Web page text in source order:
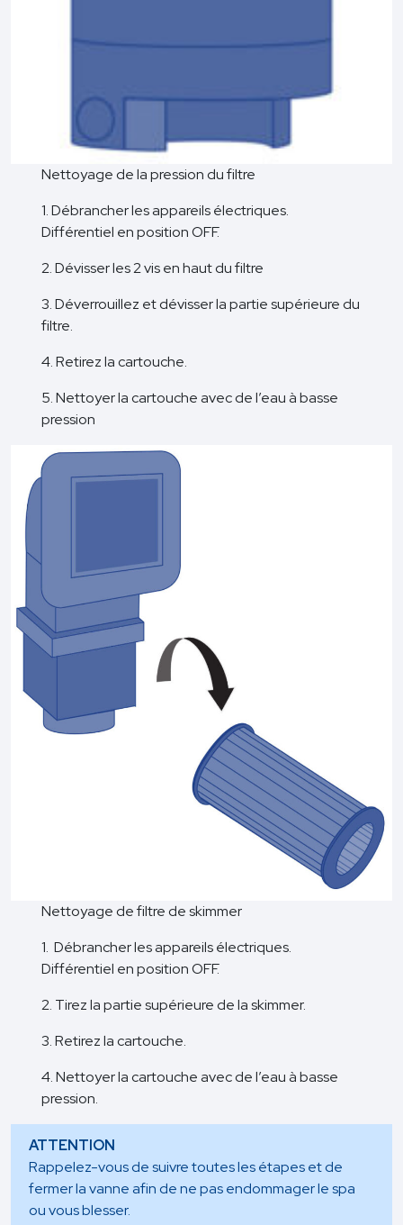
Nettoyage de la pression du filtre
1. Débrancher les appareils électriques.
Différentiel en position OFF.
2. Dévisser les 2 vis en haut du filtre
3. Déverrouillez et dévisser la partie supérieure du
filtre.
4. Retirez la cartouche.
5. Nettoyer la cartouche avec de l’eau à basse
pression
Nettoyage de filtre de skimmer
1. Débrancher les appareils électriques.
Différentiel en position OFF.
2. Tirez la partie supérieure de la skimmer.
3. Retirez la cartouche.
4. Nettoyer la cartouche avec de l’eau à basse
pression.
ATTENTION
Rappelez-vous de suivre toutes les étapes et de
fermer la vanne afin de ne pas endommager le spa
ou vous blesser.